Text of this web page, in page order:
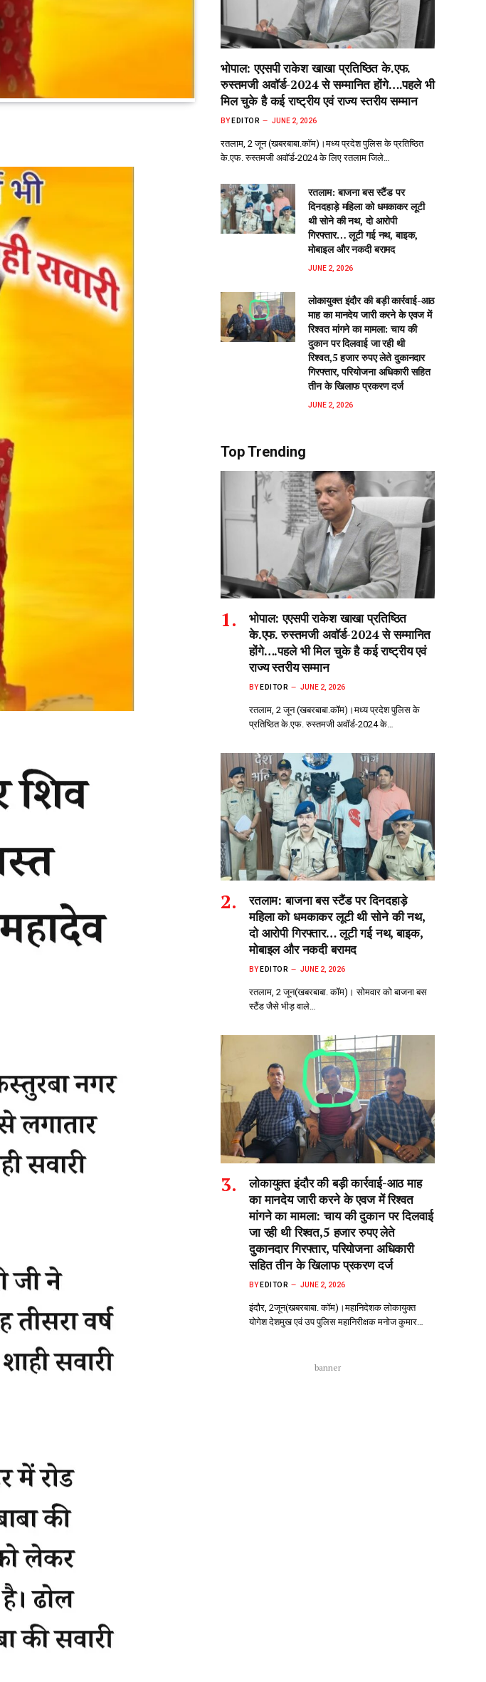
भोपाल: एएसपी राकेश‌ खाखा प्रतिष्ठित के.एफ.
रुस्तमजी अवॉर्ड-2024 से सम्मानित होंगे….पहले भी
मिल चुके है कई राष्ट्रीय एवं राज्य स्तरीय सम्मान
BY EDITOR JUNE 2, 2026
रतलाम, 2 जून (खबरबाबा.कॉम)।मध्य प्रदेश पुलिस के प्रतिष्ठित
के.एफ. रुस्तमजी अवॉर्ड-2024 के लिए रतलाम जिले…
रतलाम: बाजना बस स्टैंड पर
दिनदहाड़े महिला को धमकाकर लूटी
थी सोने की नथ, दो आरोपी
गिरफ्तार… लूटी गई नथ, बाइक,
मोबाइल और नकदी बरामद
JUNE 2, 2026
लोकायुक्त इंदौर की बड़ी कार्रवाई-आठ
माह का मानदेय जारी करने के एवज में
रिश्वत मांगने का मामला: चाय की
दुकान पर दिलवाई जा रही थी
रिश्वत,5 हजार रुपए लेते दुकानदार
गिरफ्तार, परियोजना अधिकारी सहित
तीन के खिलाफ प्रकरण दर्ज
JUNE 2, 2026
Top Trending
भोपाल: एएसपी राकेश‌ खाखा प्रतिष्ठित
के.एफ. रुस्तमजी अवॉर्ड-2024 से सम्मानित
होंगे….पहले भी मिल चुके है कई राष्ट्रीय एवं
राज्य स्तरीय सम्मान
BY EDITOR JUNE 2, 2026
रतलाम, 2 जून (खबरबाबा.कॉम)।मध्य प्रदेश पुलिस के
प्रतिष्ठित के.एफ. रुस्तमजी अवॉर्ड-2024 के…
रतलाम: बाजना बस स्टैंड पर दिनदहाड़े
महिला को धमकाकर लूटी थी सोने की नथ,
दो आरोपी गिरफ्तार… लूटी गई नथ, बाइक,
मोबाइल और नकदी बरामद
BY EDITOR JUNE 2, 2026
रतलाम, 2 जून(खबरबाबा. कॉम)। सोमवार को बाजना बस
स्टैंड जैसे भीड़‌ वाले…
लोकायुक्त इंदौर की बड़ी कार्रवाई-आठ माह
का मानदेय जारी करने के एवज में रिश्वत
मांगने का मामला: चाय की दुकान पर दिलवाई
जा रही थी रिश्वत,5 हजार रुपए लेते
दुकानदार गिरफ्तार, परियोजना अधिकारी
सहित तीन के खिलाफ प्रकरण दर्ज
BY EDITOR JUNE 2, 2026
इंदौर, 2जून(खबरबाबा. कॉम)।महानिदेशक लोकायुक्त
योगेश देशमुख एवं उप पुलिस महानिरीक्षक मनोज कुमार…
banner